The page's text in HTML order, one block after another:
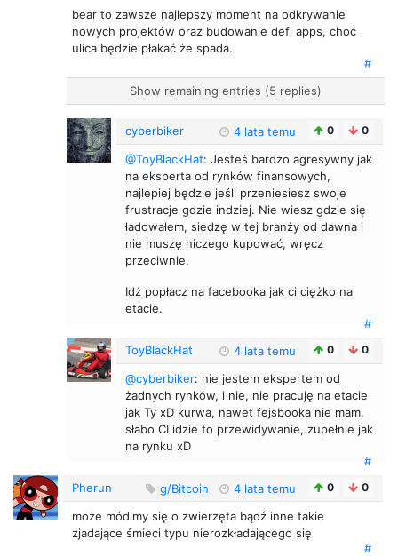
bear to zawsze najlepszy moment na odkrywanie
nowych projektów oraz budowanie defi apps, choć
ulica będzie płakać że spada.
#
Show remaining entries (5 replies)
cyberbiker 4 lata temu 0 0
@ToyBlackHat: Jesteś bardzo agresywny jak
na eksperta od rynków finansowych,
najlepiej będzie jeśli przeniesiesz swoje
frustracje gdzie indziej. Nie wiesz gdzie się
ładowałem, siedzę w tej branży od dawna i
nie muszę niczego kupować, wręcz
przeciwnie.
Idź popłacz na facebooka jak ci ciężko na
etacie.
#
ToyBlackHat
4 lata temu 0 0
@cyberbiker: nie jestem ekspertem od
żadnych rynków, i nie, nie pracuję na etacie
jak Ty xD kurwa, nawet fejsbooka nie mam,
słabo CI idzie to przewidywanie, zupełnie jak
na rynku xD
#
Pherun
g/Bitcoin 4 lata temu 0 0
może módlmy się o zwierzęta bądź inne takie
zjadające śmieci typu nierozkładającego się
#